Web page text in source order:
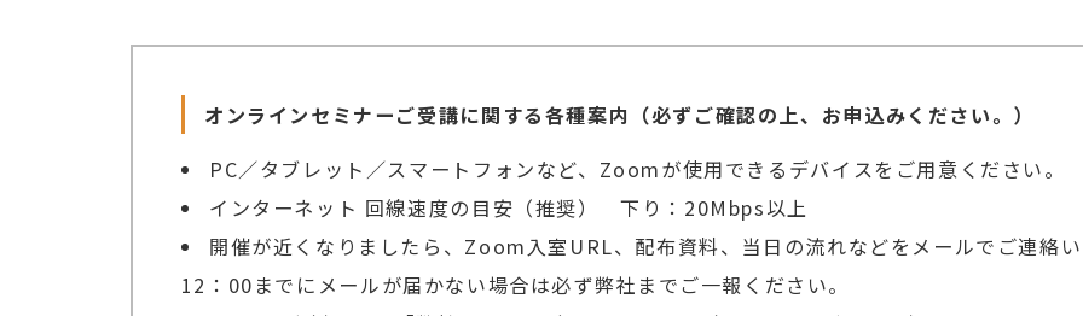
オンラインセミナーご受講に関する各種案内（必ずご確認の上、お申込みください。）
PC／タブレット／スマートフォンなど、Zoomが使用できるデバイスをご用意ください。
インターネット 回線速度の目安（推奨） 下り：20Mbps以上
開催が近くなりましたら、Zoom入室URL、配布資料、当日の流れなどをメールでご連絡
12：00までにメールが届かない場合は必ず弊社までご一報ください。